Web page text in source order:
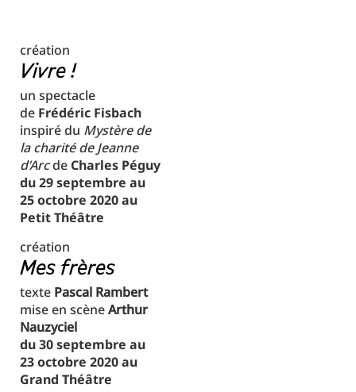
création
Vivre !
un spectacle
de Frédéric Fisbach
inspiré du Mystère de
la charité de Jeanne
d’Arcde Charles Péguy
du 29 septembre au
25 octobre 2020 au
Petit Théâtre
création
Mes frères
texte Pascal Rambert
mise en scèneArthur
Nauzyciel
du 30 septembre au
23 octobre 2020 au
Grand Théâtre